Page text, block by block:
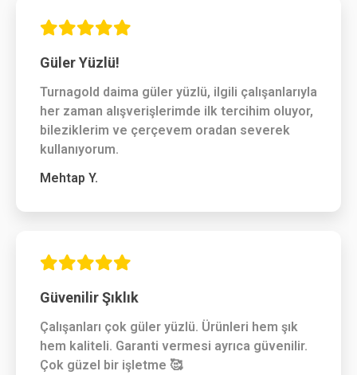
Güler Yüzlü!
Turnagold daima güler yüzlü, ilgili çalışanlarıyla
her zaman alışverişlerimde ilk tercihim oluyor,
bileziklerim ve çerçevem oradan severek
kullanıyorum.
Mehtap Y.
Güvenilir Şıklık
Çalışanları çok güler yüzlü. Ürünleri hem şık
hem kaliteli. Garanti vermesi ayrıca güvenilir.
Çok güzel bir işletme 🥰